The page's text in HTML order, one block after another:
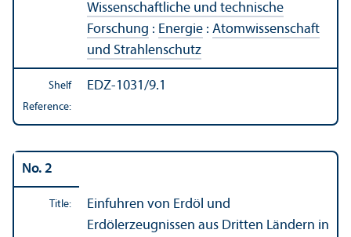
Wissenschaftliche und technische
Forschung : Energie : Atomwissenschaft
und Strahlenschutz
Shelf
Reference:
EDZ-1031/9.1
No. 2
Title:
Einfuhren von Erdöl und
Erdölerzeugnissen aus Dritten Ländern in